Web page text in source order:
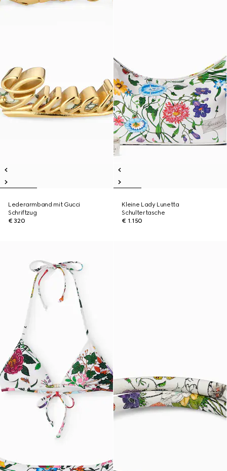
Lederarmband mit Gucci
Schriftzug
€ 320
Kleine Lady Lunetta
Schultertasche
€ 1.150